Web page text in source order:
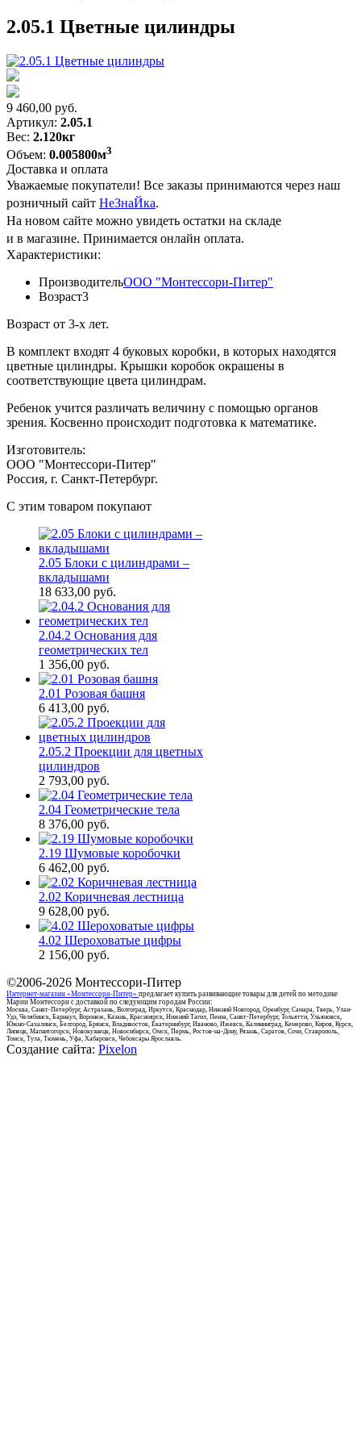
2.05.1 Цветные цилиндры
9 460,00 руб.
Артикул: 2.05.1
Вес: 2.120кг
Объем: 0.005800м3
Доставка и оплата
Уважаемые покупатели! Все заказы принимаются через наш
розничный сайт НеЗнаЙка.
На новом сайте можно увидеть остатки на складе
и в магазине. Принимается онлайн оплата.
Характеристики:
ПроизводительООО "Монтессори-Питер"
Возраст3
Возраст от 3-х лет.
В комплект входят 4 буковых коробки, в которых находятся
цветные цилиндры. Крышки коробок окрашены в
соответствующие цвета цилиндрам.
Ребенок учится различать величину с помощью органов
зрения. Косвенно происходит подготовка к математике.
Изготовитель:
ООО "Монтессори-Питер"
Россия, г. Санкт-Петербург.
C этим товаром покупают
2.05 Блоки с цилиндрами –
вкладышами
18 633,00 руб.
2.04.2 Основания для
геометрических тел
1 356,00 руб.
2.01 Розовая башня
6 413,00 руб.
2.05.2 Проекции для цветных
цилиндров
2 793,00 руб.
2.04 Геометрические тела
8 376,00 руб.
2.19 Шумовые коробочки
6 462,00 руб.
2.02 Коричневая лестница
9 628,00 руб.
4.02 Шероховатые цифры
2 156,00 руб.
©2006-2026 Монтессори-Питер
Интернет-магазин «Монтессори-Питер» предлагает купить развивающие товары для детей по методике
Марии Монтессори с доставкой по следующим городам России:
Москва, Санкт-Петербург, Астрахань, Волгоград, Иркутск, Краснодар, Нижний Новгород, Оренбург, Самара, Тверь, Улан-
Удэ, Челябинск, Барнаул, Воронеж, Казань, Красноярск, Нижний Тагил, Пенза, Санкт-Петербург, Тольятти, Ульяновск,
Южно-Сахалинск, Белгород, Брянск, Владивосток, Екатеринбург, Иваново, Ижевск, Калининград, Кемерово, Киров, Курск,
Липецк, Магнитогорск, Новокузнецк, Новосибирск, Омск, Пермь, Ростов-на-Дону, Рязань, Саратов, Сочи, Ставрополь,
Томск, Тула, Тюмень, Уфа, Хабаровск, Чебоксары Ярославль.
Создание сайта: Pixelon